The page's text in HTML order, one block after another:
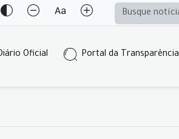
Oficial Portal da Transparência